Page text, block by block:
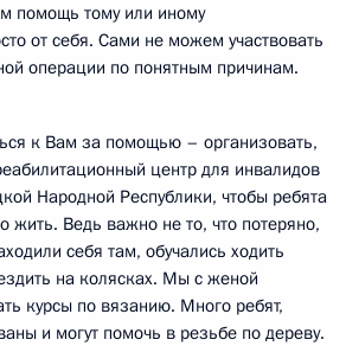
помощь тому или иному
от себя. Сами не можем участвовать
операции по понятным причинам.
к Вам за помощью – организовать,
центр для инвалидов
Народной Республики, чтобы ребята
жить. Ведь важно не то, что потеряно,
себя там, обучались ходить
на колясках. Мы с женой
курсы по вязанию. Много ребят,
и могут помочь в резьбе по дереву.